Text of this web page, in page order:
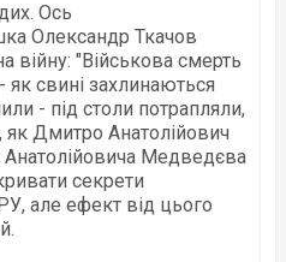
Ось
Олександр Ткачов
війну: "Військова смерть
свині захлинаються
- під столи потрапляли,
Дмитро Анатолійович
Медведєва
секрети
але ефект від цього